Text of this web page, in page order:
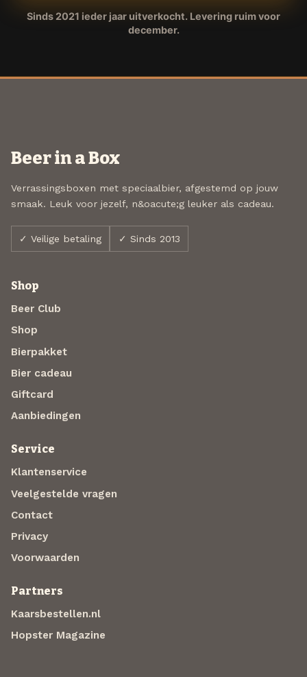
Sinds 2021 ieder jaar uitverkocht. Levering ruim voor
december.
Beer in a Box
Verrassingsboxen met speciaalbier, afgestemd op jouw
smaak. Leuk voor jezelf, n&oacute;g leuker als cadeau.
✓ Veilige betaling ✓ Sinds 2013
Shop
Beer Club
Shop
Bierpakket
Bier cadeau
Giftcard
Aanbiedingen
Service
Klantenservice
Veelgestelde vragen
Contact
Privacy
Voorwaarden
Partners
Kaarsbestellen.nl
Hopster Magazine